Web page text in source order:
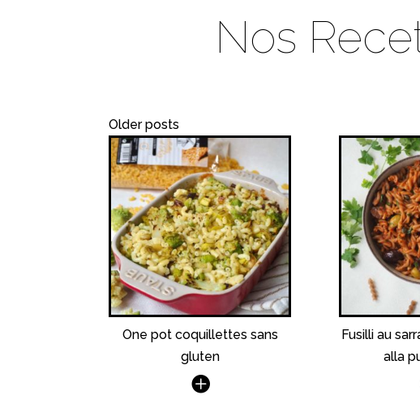
Nos
Older posts
One pot coquillettes sans
gluten
Fusilli au
alla